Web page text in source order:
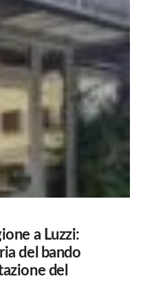
a Luzzi:
del bando
del